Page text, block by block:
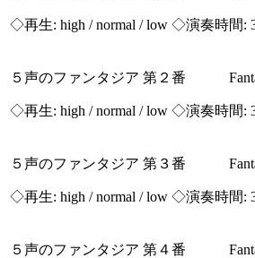
◇再生: high / normal / low ◇演奏時間:
５声のファンタジア 第２番
◇再生: high / normal / low ◇演奏時間:
５声のファンタジア 第３番
◇再生: high / normal / low ◇演奏時間:
５声のファンタジア 第４番